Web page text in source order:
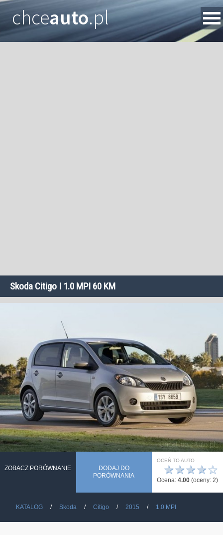
chceauto.pl
Skoda Citigo I 1.0 MPI 60 KM
ZOBACZ PORÓWNANIE
DODAJ DO
PORÓWNANIA
OCEŃ TO AUTO
☆
★
★
★
★
Ocena: 4.00 (oceny: 2)
KATALOG Skoda Citigo 2015 1.0 MPI